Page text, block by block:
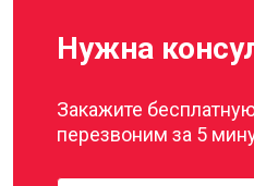
Нужна
Закажите
перезвоним за 5